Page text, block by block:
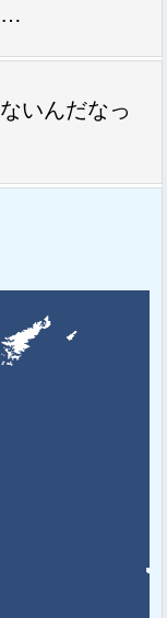
…
いんだなっ